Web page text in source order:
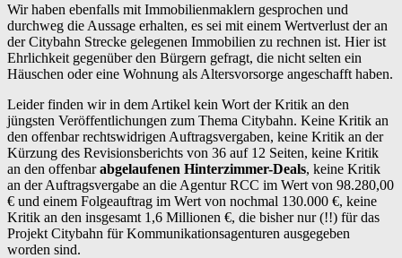
Wir haben ebenfalls mit Immobilienmaklern gesprochen und
durchweg die Aussage erhalten, es sei mit einem Wertverlust der an
der Citybahn Strecke gelegenen Immobilien zu rechnen ist. Hier ist
Ehrlichkeit gegenüber den Bürgern gefragt, die nicht selten ein
Häuschen oder eine Wohnung als Altersvorsorge angeschafft haben.
Leider finden wir in dem Artikel kein Wort der Kritik an den
jüngsten Veröffentlichungen zum Thema Citybahn. Keine Kritik an
den offenbar rechtswidrigen Auftragsvergaben, keine Kritik an der
Kürzung des Revisionsberichts von 36 auf 12 Seiten, keine Kritik
an den offenbar abgelaufenen Hinterzimmer-Deals, keine Kritik
an der Auftragsvergabe an die Agentur RCC im Wert von 98.280,00
€ und einem Folgeauftrag im Wert von nochmal 130.000 €, keine
Kritik an den insgesamt 1,6 Millionen €, die bisher nur (!!) für das
Projekt Citybahn für Kommunikationsagenturen ausgegeben
worden sind.